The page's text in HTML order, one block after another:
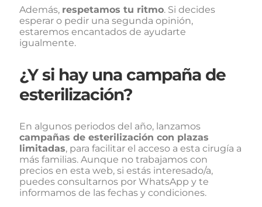
Además, respetamos tu ritmo. Si decides
esperar o pedir una segunda opinión,
estaremos encantados de ayudarte
igualmente.
¿Y si hay una campaña de
esterilización?
En algunos periodos del año, lanzamos
campañas de esterilización con plazas
limitadas, para facilitar el acceso a esta cirugía a
más familias. Aunque no trabajamos con
precios en esta web, si estás interesado/a,
puedes consultarnos por WhatsApp y te
informamos de las fechas y condiciones.